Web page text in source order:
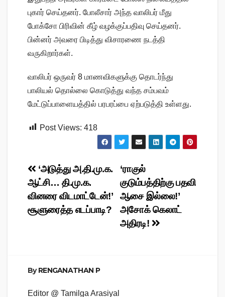
புகார் செய்தனர். போலீசார் அந்த வாலிபர் மீது
போக்சோ பிரிவின் கீழ் வழக்குப்பதிவு செய்தனர்.
பின்னர் அவரை பிடித்து விசாரணை நடத்தி
வருகிறார்கள்.
வாலிபர் ஒருவர் 8 மாணவிகளுக்கு தொடர்ந்து
பாலியல் தொல்லை கொடுத்து வந்த சம்பவம்
மேட்டுப்பாளையத்தில் பரபரப்பை ஏற்படுத்தி உள்ளது.
Post Views: 418
Post
navigation
‘ராகுல்
குடும்பத்திற்கு பதவி
ஆசை இல்லை!’
அசோக் கெலாட்
அதிரடி!
‘அடுத்து அ.தி.மு.க.
ஆட்சி… தி.மு.க.
வினரை விடமாட்டேன்!’
சூளுரைத்த எடப்பாடி?
ByRENGANATHAN P
Editor @ Tamilga Arasiyal